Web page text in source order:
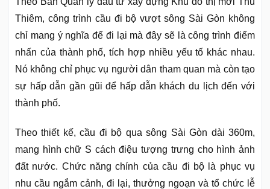
Thiêm, công trình cầu đi bộ vượt sông Sài Gòn không
chỉ mang ý nghĩa để đi lại mà đây sẽ là công trình điểm
nhấn của thành phố, tích hợp nhiều yếu tố khác nhau.
Nó không chỉ phục vụ người dân tham quan mà còn tạo
sự hấp dẫn gần gũi để hấp dẫn khách du lịch đến với
thành phố.
Theo thiết kế, cầu đi bộ qua sông Sài Gòn dài 360m,
mang hình chữ S cách điệu tượng trưng cho hình ảnh
đất nước. Chức năng chính của cầu đi bộ là phục vụ
nhu cầu ngắm cảnh, đi lại, thưởng ngoạn và tổ chức lễ